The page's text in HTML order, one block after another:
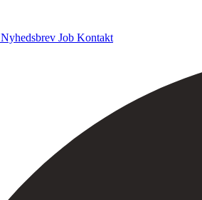
Nyhedsbrev Job Kontakt